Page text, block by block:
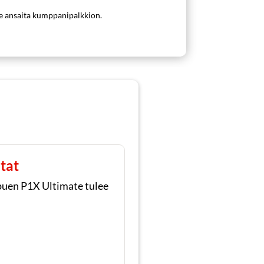
ansaita kumppanipalkkion.
P1X Ultimate tulee